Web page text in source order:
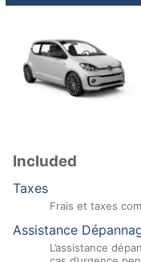
Included
Taxes
Frais et taxes
Assistance
L’assistance